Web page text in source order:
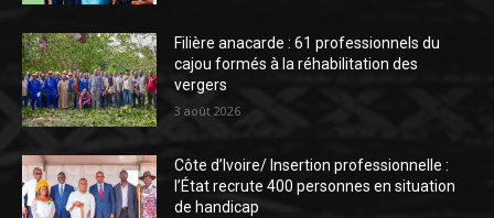
Filière anacarde : 61 professionnels du
cajou formés à la réhabilitation des
vergers
3 août 2026
Côte d’Ivoire/ Insertion professionnelle :
l’État recrute 400 personnes en situation
de handicap